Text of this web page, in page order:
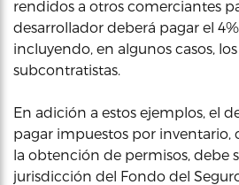
rendidos a otros comerciantes
desarrollador deberá pagar el
incluyendo, en algunos casos,
subcontratistas.
En adición a estos ejemplos, el
pagar impuestos por inventario,
la obtención de permisos, debe
jurisdicción del Fondo del